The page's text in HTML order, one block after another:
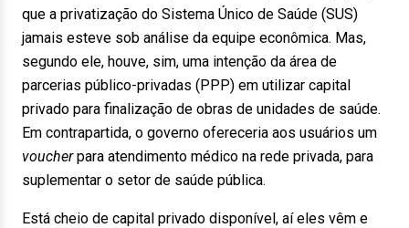
que a privatização do Sistema Único de Saúde (SUS)
jamais esteve sob análise da equipe econômica. Mas,
segundo ele, houve, sim, uma intenção da área de
parcerias público-privadas (PPP) em utilizar capital
privado para finalização de obras de unidades de saúde.
Em contrapartida, o governo ofereceria aos usuários um
voucherpara atendimento médico na rede privada, para
suplementar o setor de saúde pública.
Está cheio de capital privado disponível, aí eles vêm e